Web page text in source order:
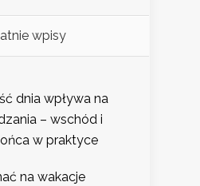
wpisy
dnia wpływa na
– wschód i
w praktyce
na wakacje